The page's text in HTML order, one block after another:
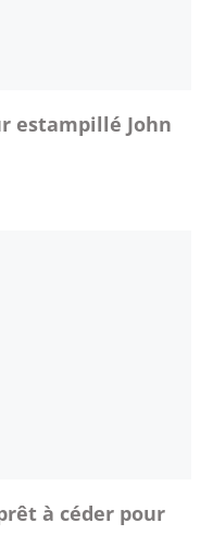
estampillé John
à céder pour